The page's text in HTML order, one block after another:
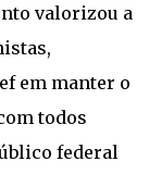
valorizou a
em manter o
todos
federal